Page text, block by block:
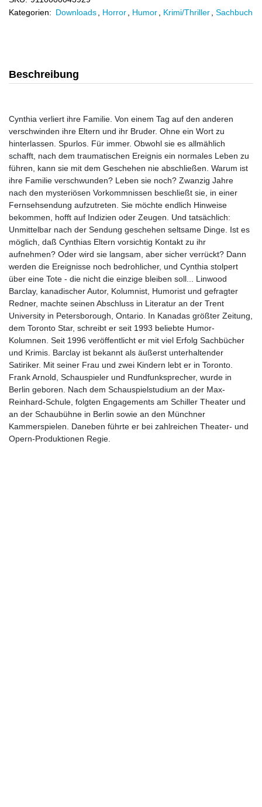
Kategorien: Downloads Horror Humor Krimi/Thriller Sachbuch
Beschreibung
Cynthia verliert ihre Familie. Von einem Tag auf den anderen
verschwinden ihre Eltern und ihr Bruder. Ohne ein Wort zu
hinterlassen. Spurlos. Für immer. Obwohl sie es allmählich
schafft, nach dem traumatischen Ereignis ein normales Leben zu
führen, kann sie mit dem Geschehen nie abschließen. Warum ist
ihre Familie verschwunden? Leben sie noch? Zwanzig Jahre
nach den mysteriösen Vorkommnissen beschließt sie, in einer
Fernsehsendung aufzutreten. Sie möchte endlich Hinweise
bekommen, hofft auf Indizien oder Zeugen. Und tatsächlich:
Unmittelbar nach der Sendung geschehen seltsame Dinge. Ist es
möglich, daß Cynthias Eltern vorsichtig Kontakt zu ihr
aufnehmen? Oder wird sie langsam, aber sicher verrückt? Dann
werden die Ereignisse noch bedrohlicher, und Cynthia stolpert
über eine Tote - die nicht die einzige bleiben soll... Linwood
Barclay, kanadischer Autor, Kolumnist, Humorist und gefragter
Redner, machte seinen Abschluss in Literatur an der Trent
University in Petersborough, Ontario. In Kanadas größter Zeitung,
dem Toronto Star, schreibt er seit 1993 beliebte Humor-
Kolumnen. Seit 1996 veröffentlicht er mit viel Erfolg Sachbücher
und Krimis. Barclay ist bekannt als äußerst unterhaltender
Satiriker. Mit seiner Frau und zwei Kindern lebt er in Toronto.
Frank Arnold, Schauspieler und Rundfunksprecher, wurde in
Berlin geboren. Nach dem Schauspielstudium an der Max-
Reinhard-Schule, folgten Engagements am Schiller Theater und
an der Schaubühne in Berlin sowie an den Münchner
Kammerspielen. Daneben führte er bei zahlreichen Theater- und
Opern-Produktionen Regie.